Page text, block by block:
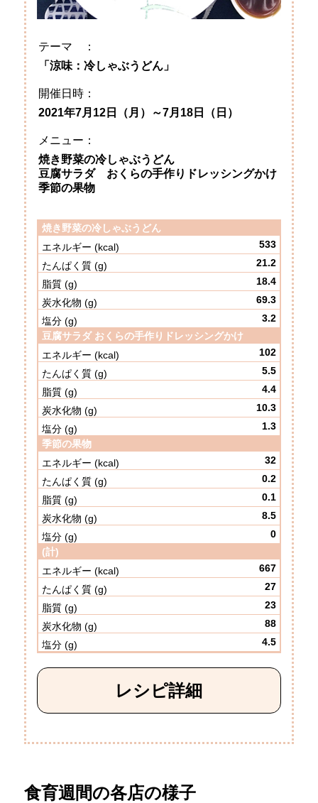
テーマ ：
「涼味：冷しゃぶうどん」
開催日時：
2021年7月12日（月）～7月18日（日）
メニュー：
焼き野菜の冷しゃぶうどん
豆腐サラダ おくらの手作りドレッシングかけ
季節の果物
焼き野菜の冷しゃぶうどん
533
21.2
18.4
69.3
3.2
豆腐サラダ おくらの手作り ドレッシングかけ
102
5.5
4.4
10.3
1.3
季節の果物
32
0.2
0.1
8.5
0
(計)
667
27
23
88
4.5
レシピ詳細
食育週間の各店の様子